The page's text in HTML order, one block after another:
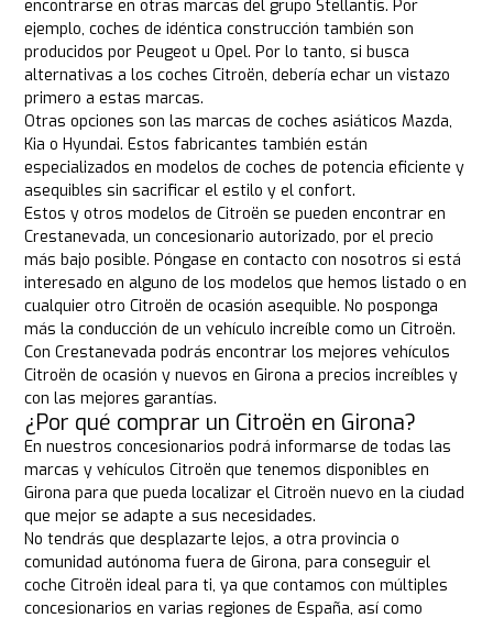
encontrarse en otras marcas del grupo Stellantis. Por
ejemplo, coches de idéntica construcción también son
producidos por Peugeot u Opel. Por lo tanto, si busca
alternativas a los coches Citroën, debería echar un vistazo
primero a estas marcas.
Otras opciones son las marcas de coches asiáticos Mazda,
Kia o Hyundai. Estos fabricantes también están
especializados en modelos de coches de potencia eficiente y
asequibles sin sacrificar el estilo y el confort.
Estos y otros modelos de Citroën se pueden encontrar en
Crestanevada, un concesionario autorizado, por el precio
más bajo posible. Póngase en contacto con nosotros si está
interesado en alguno de los modelos que hemos listado o en
cualquier otro Citroën de ocasión asequible. No posponga
más la conducción de un vehículo increíble como un Citroën.
Con Crestanevada podrás encontrar los mejores vehículos
Citroën de ocasión y nuevos en Girona a precios increíbles y
con las mejores garantías.
¿Por qué comprar un Citroën en Girona?
En nuestros concesionarios podrá informarse de todas las
marcas y vehículos Citroën que tenemos disponibles en
Girona para que pueda localizar el Citroën nuevo en la ciudad
que mejor se adapte a sus necesidades.
No tendrás que desplazarte lejos, a otra provincia o
comunidad autónoma fuera de Girona, para conseguir el
coche Citroën ideal para ti, ya que contamos con múltiples
concesionarios en varias regiones de España, así como